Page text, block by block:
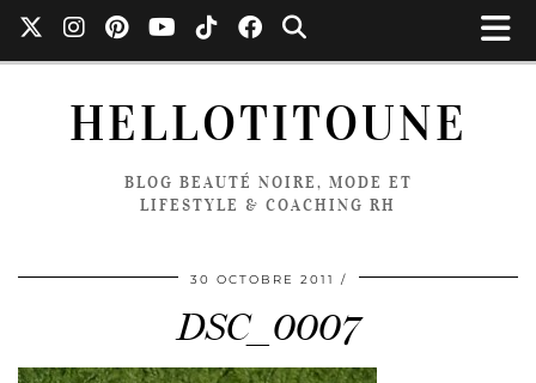
HELLOTITOUNE
BLOG BEAUTÉ NOIRE, MODE ET
LIFESTYLE & COACHING RH
30 OCTOBRE 2011
DSC_0007